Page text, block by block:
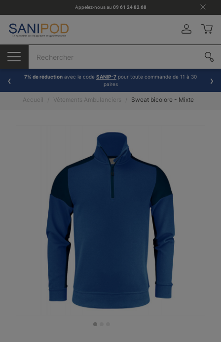
Appelez-nous au 09 61 24 82 68
7% de réduction avec le code SANIP-7 pour toute commande de 11 à 30
paires
Accueil Vêtements Ambulanciers Sweat bicolore - Mixte